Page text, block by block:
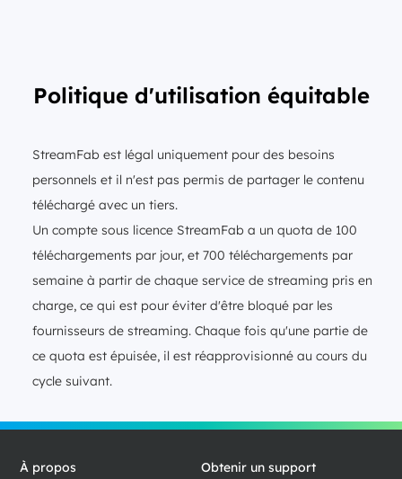
Politique d'utilisation équitable
StreamFab est légal uniquement pour des besoins
personnels et il n'est pas permis de partager le contenu
téléchargé avec un tiers.
Un compte sous licence StreamFab a un quota de 100
téléchargements par jour, et 700 téléchargements par
semaine à partir de chaque service de streaming pris en
charge, ce qui est pour éviter d'être bloqué par les
fournisseurs de streaming. Chaque fois qu'une partie de
ce quota est épuisée, il est réapprovisionné au cours du
cycle suivant.
À propos Obtenir un support